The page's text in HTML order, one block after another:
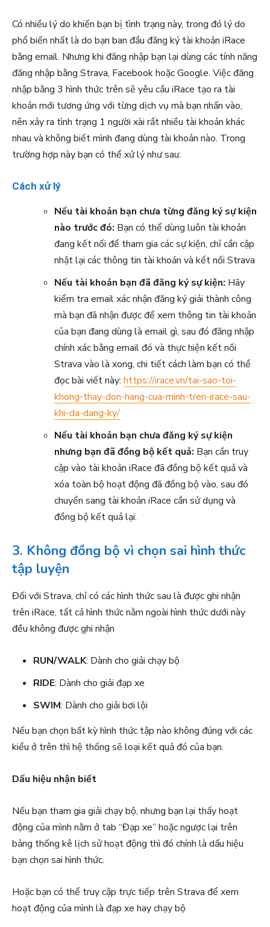
Có nhiều lý do khiến bạn bị tình trạng này, trong đó lý do
phổ biến nhất là do bạn ban đầu đăng ký tài khoản iRace
bằng email. Nhưng khi đăng nhập bạn lại dùng các tính năng
đăng nhập bằng Strava, Facebook hoặc Google. Việc đăng
nhập bằng 3 hình thức trên sẽ yêu cầu iRace tạo ra tài
khoản mới tương ứng với từng dịch vụ mà bạn nhấn vào,
nên xảy ra tình trạng 1 người xài rất nhiều tài khoản khác
nhau và không biết mình đang dùng tài khoản nào. Trong
trường hợp này bạn có thể xử lý như sau:
Cách xử lý
Nếu tài khoản bạn chưa từng đăng ký sự kiện
nào trước đó: Bạn có thể dùng luôn tài khoản
đang kết nối để tham gia các sự kiện, chỉ cần cập
nhật lại các thông tin tài khoản và kết nối Strava
Nếu tài khoản bạn đã đăng ký sự kiện: Hãy
kiểm tra email xác nhận đăng ký giải thành công
mà bạn đã nhận được để xem thông tin tài khoản
của bạn đang dùng là email gì, sau đó đăng nhập
chính xác bằng email đó và thực hiện kết nối
Strava vào là xong, chi tiết cách làm bạn có thể
đọc bài viết này: https://irace.vn/tai-sao-toi-
khong-thay-don-hang-cua-minh-tren-irace-sau-
khi-da-dang-ky/
Nếu tài khoản bạn chưa đăng ký sự kiện
nhưng bạn đã đồng bộ kết quả: Bạn cần truy
cập vào tài khoản iRace đã đồng bộ kết quả và
xóa toàn bộ hoạt động đã đồng bộ vào, sau đó
chuyển sang tài khoản iRace cần sử dụng và
đồng bộ kết quả lại.
3. Không đồng bộ vì chọn sai hình thức
tập luyện
Đối với Strava, chỉ có các hình thức sau là được ghi nhận
trên iRace, tất cả hình thức nằm ngoài hình thức dưới này
đều không được ghi nhận
RUN/WALK: Dành cho giải chạy bộ
RIDE: Dành cho giải đạp xe
SWIM: Dành cho giải bơi lội
Nếu bạn chọn bất kỳ hình thức tập nào không đúng với các
kiểu ở trên thì hệ thống sẽ loại kết quả đó của bạn.
Dấu hiệu nhận biết
Nếu bạn tham gia giải chạy bộ, nhưng bạn lại thấy hoạt
động của mình nằm ở tab “Đạp xe” hoặc ngược lại trên
bảng thống kê lịch sử hoạt động thì đó chính là dấu hiệu
bạn chọn sai hình thức.
Hoặc bạn có thể truy cập trực tiếp trên Strava để xem
hoạt động của mình là đạp xe hay chạy bộ